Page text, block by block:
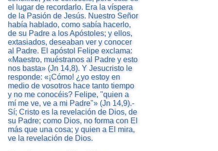
el lugar de recordarlo. Era la víspera
de la Pasión de Jesús. Nuestro Señor
había hablado, como sabía hacerlo,
de su Padre a los Apóstoles; y ellos,
extasiados, deseaban ver y conocer
al Padre. El apóstol Felipe exclama:
«Maestro, muéstranos al Padre y esto
nos basta» (Jn 14,8). Y Jesucristo le
responde: «¡Cómo! ¿yo estoy en
medio de vosotros hace tanto tiempo
y no me conocéis? Felipe, "quien a
mí me ve, ve a mi Padre"» (Jn 14,9).-
Sí; Cristo es la revelación de Dios, de
su Padre; como Dios, no forma con El
más que una cosa; y quien a El mira,
ve la revelación de Dios.